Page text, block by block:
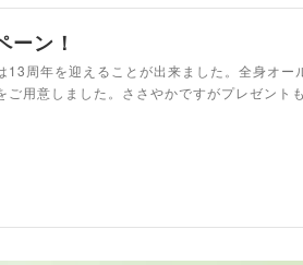
ーン！
13周年を迎えることが出来ました。全身オー
ご用意しました。ささやかですがプレゼント